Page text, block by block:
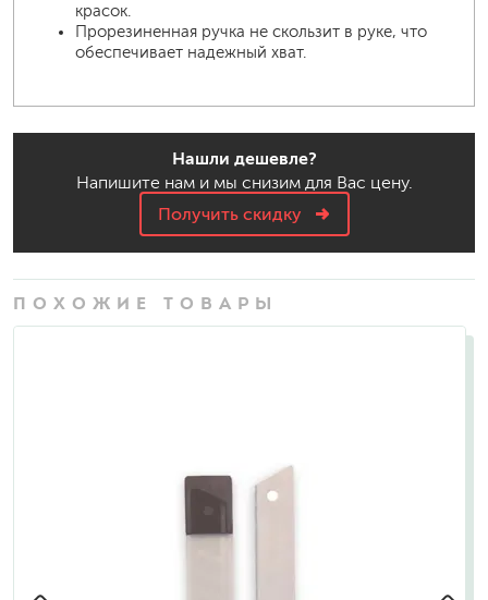
красок.
Прорезиненная ручка не скользит в руке, что
обеспечивает надежный хват.
Нашли дешевле?
Напишите нам и мы снизим для Вас цену.
Получить скидку
ПОХОЖИЕ ТОВАРЫ